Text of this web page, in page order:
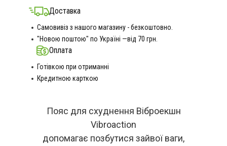
Доставка
Самовивіз з нашого магазину - безкоштовно.
"Новою поштою" по Україні —від 70 грн.
Оплата
Готівкою при отриманні
Кредитною карткою
Пояс для схуднення Віброекшн
Vibroaction
допомагає позбутися зайвої ваги,